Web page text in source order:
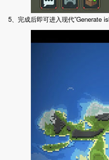
5、完成后即可进入现代”Generate